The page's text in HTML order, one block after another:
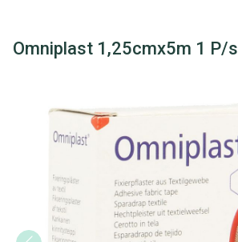
Omniplast 1,25cmx5m 1 P/s